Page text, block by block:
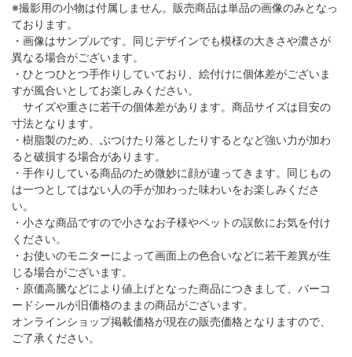
※撮影用の小物は付属しません。販売商品は単品の画像のみとなっ
ております。
・画像はサンプルです。同じデザインでも模様の大きさや濃さが
異なる場合がございます。
・ひとつひとつ手作りしていており、絵付けに個体差がございま
すが風合いとしてお楽しみください。
サイズや重さに若干の個体差があります。商品サイズは目安の
寸法となります。
・樹脂製のため、ぶつけたり落としたりするとなど強い力が加わ
ると破損する場合があります。
・手作りしている商品のため微妙に顔が違ってきます。同じもの
は一つとしてはない人の手が加わった味わいをお楽しみくださ
い。
・小さな商品ですので小さなお子様やペットの誤飲にお気を付け
ください。
・お使いのモニターによって画面上の色合いなどに若干差異が生
じる場合がございます。
・原価高騰などにより値上げとなった商品につきまして、バーコ
ードシールが旧価格のままの商品がございます。
オンラインショップ掲載価格が現在の販売価格となりますので、
ご了承ください。